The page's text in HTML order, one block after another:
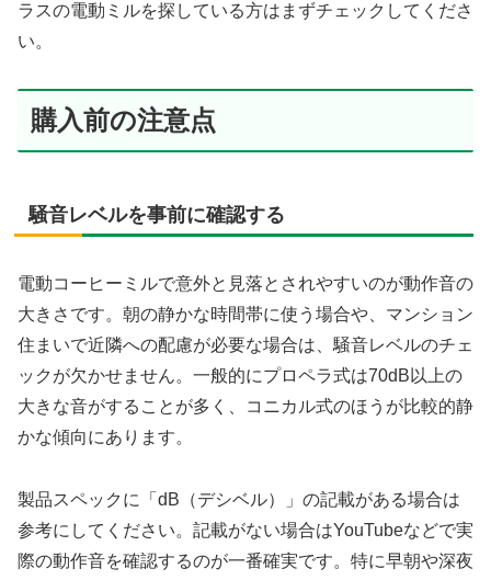
ラスの電動ミルを探している方はまずチェックしてくださ
い。
購入前の注意点
騒音レベルを事前に確認する
電動コーヒーミルで意外と見落とされやすいのが動作音の
大きさです。朝の静かな時間帯に使う場合や、マンション
住まいで近隣への配慮が必要な場合は、騒音レベルのチェ
ックが欠かせません。一般的にプロペラ式は70dB以上の
大きな音がすることが多く、コニカル式のほうが比較的静
かな傾向にあります。
製品スペックに「dB（デシベル）」の記載がある場合は
参考にしてください。記載がない場合はYouTubeなどで実
際の動作音を確認するのが一番確実です。特に早朝や深夜